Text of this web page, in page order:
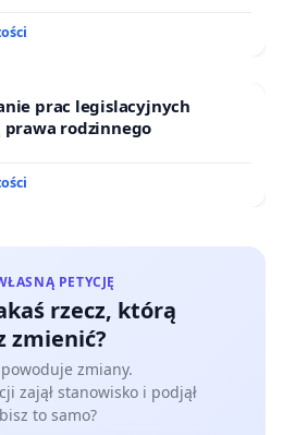
prac legislacyjnych
prawa rodzinnego
PETYCJĘ
rzecz, którą
zmienić?
zmiany.
zajął stanowisko i podjął
to samo?